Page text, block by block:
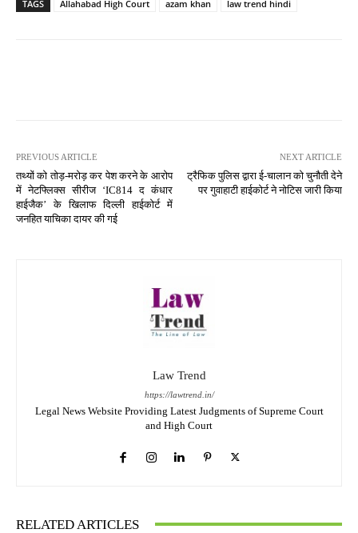
TAGS Allahabad High Court azam khan law trend hindi
PREVIOUS ARTICLE
तथ्यों को तोड़-मरोड़ कर पेश करने के आरोप
में नेटफ्लिक्स सीरीज ‘IC814 द कंधार
हाईजैक’ के खिलाफ दिल्ली हाईकोर्ट में
जनहित याचिका दायर की गई
NEXT ARTICLE
ट्रैफिक पुलिस द्वारा ई-चालान को चुनौती देने
पर गुवाहाटी हाईकोर्ट ने नोटिस जारी किया
Law Trend
https://lawtrend.in/
Legal News Website Providing Latest Judgments of Supreme Court
and High Court
RELATED ARTICLES